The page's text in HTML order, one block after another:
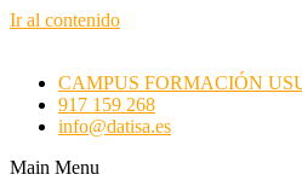
Ir al contenido
CAMPUS FORMACIÓN
917 159 268
info@datisa.es
Main Menu